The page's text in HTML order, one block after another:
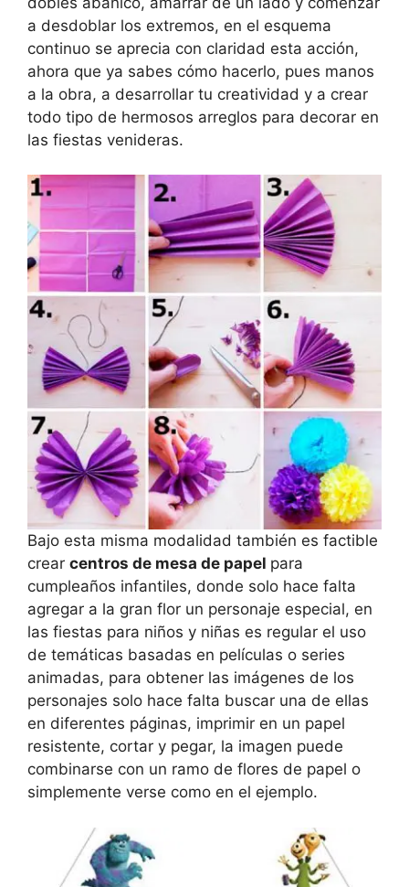
a desdoblar los extremos, en el esquema
continuo se aprecia con claridad esta acción,
ahora que ya sabes cómo hacerlo, pues manos
a la obra, a desarrollar tu creatividad y a crear
todo tipo de hermosos arreglos para decorar en
las fiestas venideras.
Bajo esta misma modalidad también es factible
crear centros de mesa de papel para
cumpleaños infantiles, donde solo hace falta
agregar a la gran flor un personaje especial, en
las fiestas para niños y niñas es regular el uso
de temáticas basadas en películas o series
animadas, para obtener las imágenes de los
personajes solo hace falta buscar una de ellas
en diferentes páginas, imprimir en un papel
resistente, cortar y pegar, la imagen puede
combinarse con un ramo de flores de papel o
simplemente verse como en el ejemplo.